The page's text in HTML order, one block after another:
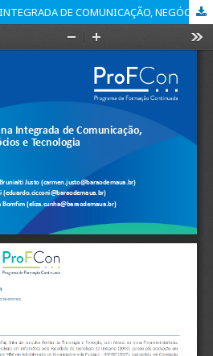
INOVAÇÃO NA SEMANA INTEGRADA DE COMUNICAÇÃO, NEGÓCIOS E TECNOLOGIA